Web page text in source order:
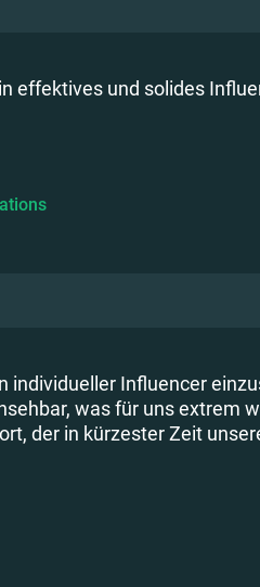
effektives und solides
individueller Influencer
was für uns extrem
der in kürzester Zeit